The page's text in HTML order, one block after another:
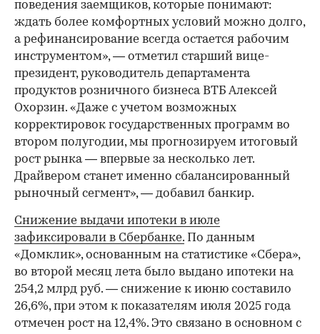
поведения заемщиков, которые понимают:
ждать более комфортных условий можно долго,
а рефинансирование всегда остается рабочим
инструментом», — отметил старший вице-
президент, руководитель департамента
продуктов розничного бизнеса ВТБ Алексей
Охорзин. «Даже с учетом возможных
корректировок государственных программ во
втором полугодии, мы прогнозируем итоговый
рост рынка — впервые за несколько лет.
Драйвером станет именно сбалансированный
рыночный сегмент», — добавил банкир.
Снижение выдачи ипотеки в июле
зафиксировали в Сбербанке. По данным
«Домклик», основанным на статистике «Сбера»,
во второй месяц лета было выдано ипотеки на
254,2 млрд руб. — снижение к июню составило
26,6%, при этом к показателям июля 2025 года
отмечен рост на 12,4%. Это связано в основном с